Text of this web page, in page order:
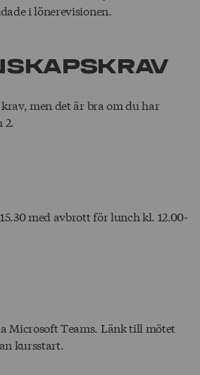
i lönerevisionen.
men det är bra om du har
2.
med avbrott för lunch kl. 12.00-
Microsoft Teams. Länk till mötet
kursstart.